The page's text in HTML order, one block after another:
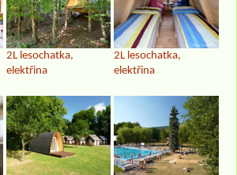
2L lesochatka,
elektřina
2L lesochatka,
elektřina